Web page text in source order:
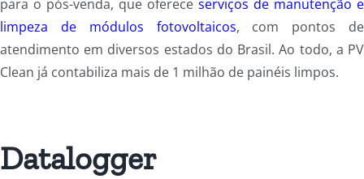
para o pós-venda, que ofereceserviços de manutenção e
limpeza de módulos fotovoltaicos, com pontos de
atendimento em diversos estados do Brasil. Ao todo, a PV
Clean já contabiliza mais de 1 milhão de painéis limpos.
Datalogger